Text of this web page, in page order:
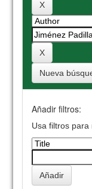
Nueva
Añadir filtros:
Usa filtros para